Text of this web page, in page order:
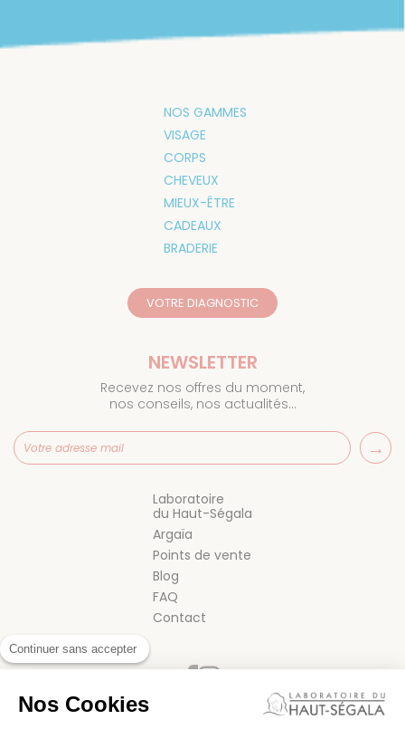
VOTRE DIAGNOSTIC
NOS GAMMES
VISAGE
CORPS
CHEVEUX
MIEUX-ÊTRE
CADEAUX
BRADERIE
Laboratoire
du Haut-Ségala
Argaïa
Points de vente
Blog
FAQ
Contact
NEWSLETTER
Recevez nos offres du moment,
nos conseils, nos actualités…
Continuer sans accepter
Nos Cookies